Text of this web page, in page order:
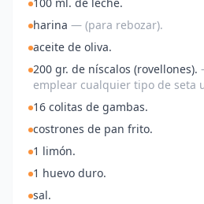
harina — (para rebozar).
aceite de oliva.
200 gr. de níscalos (rovellones).
emplear cualquier tipo de seta
16 colitas de gambas.
costrones de pan frito.
1 limón.
1 huevo duro.
sal.